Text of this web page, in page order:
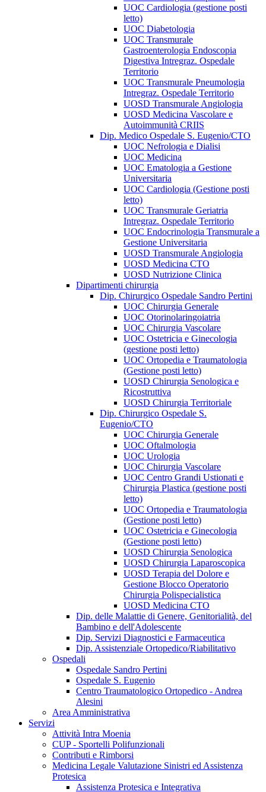
UOC Cardiologia (gestione posti
letto)
UOC Diabetologia
UOC Transmurale
Gastroenterologia Endoscopia
Digestiva Intregraz. Ospedale
Territorio
UOC Transmurale Pneumologia
Intregraz. Ospedale Territorio
UOSD Transmurale Angiologia
UOSD Medicina Vascolare e
Autoimmunità CRIIS
Dip. Medico Ospedale S. Eugenio/CTO
UOC Nefrologia e Dialisi
UOC Medicina
UOC Ematologia a Gestione
Universitaria
UOC Cardiologia (Gestione posti
letto)
UOC Transmurale Geriatria
Intregraz. Ospedale Territorio
UOC Endocrinologia Transmurale a
Gestione Universitaria
UOSD Transmurale Angiologia
UOSD Medicina CTO
UOSD Nutrizione Clinica
Dipartimenti chirurgia
Dip. Chirurgico Ospedale Sandro Pertini
UOC Chirurgia Generale
UOC Otorinolaringoiatria
UOC Chirurgia Vascolare
UOC Ostetricia e Ginecologia
(gestione posti letto)
UOC Ortopedia e Traumatologia
(Gestione posti letto)
UOSD Chirurgia Senologica e
Ricostruttiva
UOSD Chirurgia Territoriale
Dip. Chirurgico Ospedale S.
Eugenio/CTO
UOC Chirurgia Generale
UOC Oftalmologia
UOC Urologia
UOC Chirurgia Vascolare
UOC Centro Grandi Ustionati e
Chirurgia Plastica (gestione posti
letto)
UOC Ortopedia e Traumatologia
(Gestione posti letto)
UOC Ostetricia e Ginecologia
(Gestione posti letto)
UOSD Chirurgia Senologica
UOSD Chirurgia Laparoscopica
UOSD Terapia del Dolore e
Gestione Blocco Operatorio
Chirurgia Polispecialistica
UOSD Medicina CTO
Dip. delle Malattie di Genere, Genitorialità, del
Bambino e dell'Adolescente
Dip. Servizi Diagnostici e Farmaceutica
Dip. Assistenziale Ortopedico/Riabilitativo
Ospedali
Ospedale Sandro Pertini
Ospedale S. Eugenio
Centro Traumatologico Ortopedico - Andrea
Alesini
Area Amministrativa
Servizi
Attività Intra Moenia
CUP - Sportelli Polifunzionali
Contributi e Rimborsi
Medicina Legale Valutazione Sinistri ed Assistenza
Protesica
Assistenza Protesica e Integrativa